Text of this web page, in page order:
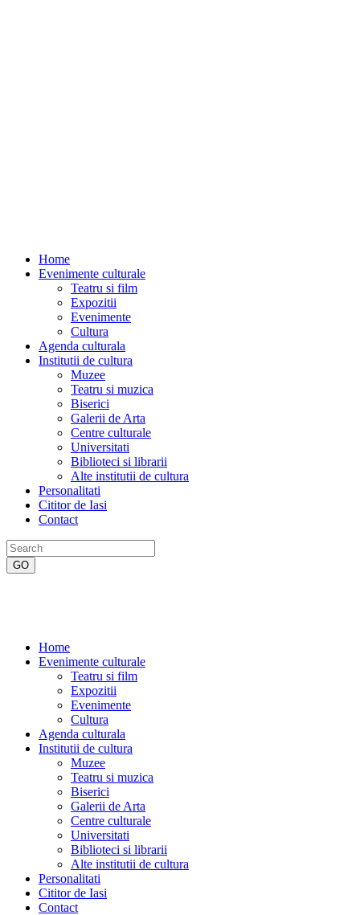
Home
Evenimente culturale
Teatru si film
Expozitii
Evenimente
Cultura
Agenda culturala
Institutii de cultura
Muzee
Teatru si muzica
Biserici
Galerii de Arta
Centre culturale
Universitati
Biblioteci si librarii
Alte institutii de cultura
Personalitati
Cititor de Iasi
Contact
Home
Evenimente culturale
Teatru si film
Expozitii
Evenimente
Cultura
Agenda culturala
Institutii de cultura
Muzee
Teatru si muzica
Biserici
Galerii de Arta
Centre culturale
Universitati
Biblioteci si librarii
Alte institutii de cultura
Personalitati
Cititor de Iasi
Contact